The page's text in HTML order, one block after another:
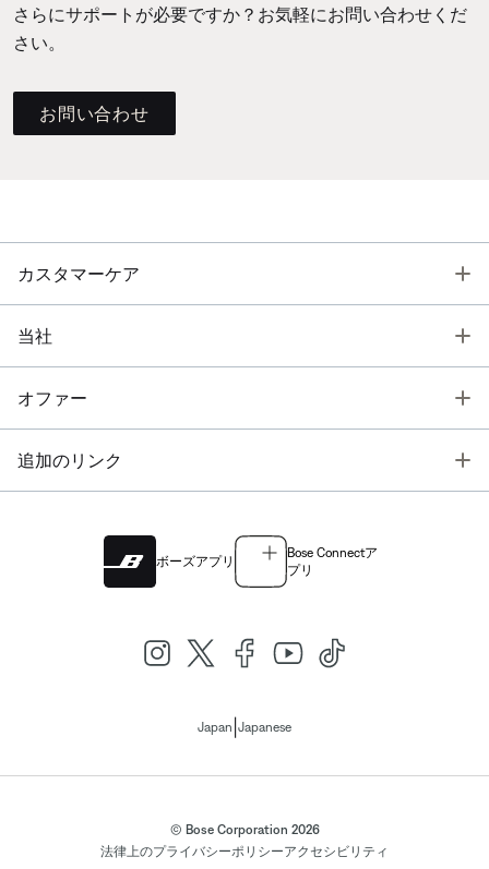
さらにサポートが必要ですか？お気軽にお問い合わせくだ
さい。
お問い合わせ
カスタマーケア
当社
オファー
追加のリンク
ボーズアプリ
Bose Connectア
プリ
Japan Japanese
© Bose Corporation 2026
法律上のプライバシーポリシーアクセシビリティ